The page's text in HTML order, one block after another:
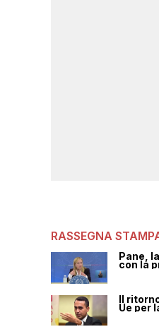
RASSEGNA
Pane,
con la
Il
Ue per